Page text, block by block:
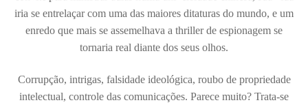
iria se entrelaçar com uma das maiores ditaturas do mundo, e um
enredo que mais se assemelhava a thriller de espionagem se
tornaria real diante dos seus olhos.
Corrupção, intrigas, falsidade ideológica, roubo de propriedade
intelectual, controle das comunicações. Parece muito? Trata-se